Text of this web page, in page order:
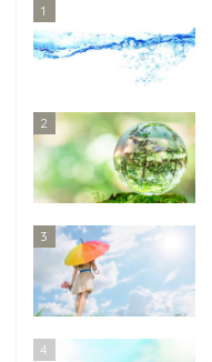
1
2
3
4